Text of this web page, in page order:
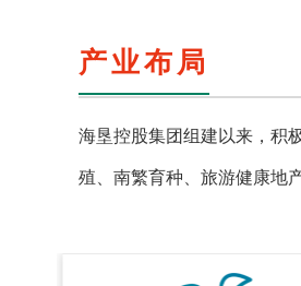
产业布局
海垦控股集团组建以来，积
殖、南繁育种、旅游健康地